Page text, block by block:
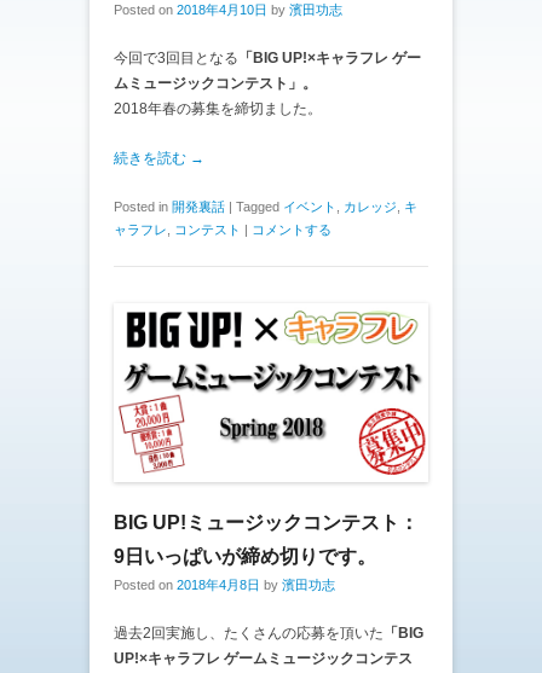
Posted on 2018年4月10日 by 濱田功志
今回で3回目となる 「BIG UP!×キャラフレ ゲー
ムミュージックコンテスト」。
2018年春の募集を締切ました。
続きを読む →
Posted in 開発裏話 Tagged イベント カレッジ
キ
ャラフレ
コンテスト コメントする
BIG UP!ミュージックコンテスト：
9日いっぱいが締め切りです。
Posted on 2018年4月8日 by 濱田功志
過去2回実施し、たくさんの応募を頂いた 「BIG
UP!×キャラフレ ゲームミュージックコンテス